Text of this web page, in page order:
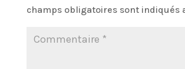
champs obligatoires sont indiqués